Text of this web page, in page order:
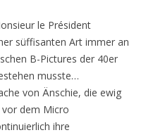
le Président
süffisanten Art immer an
B-Pictures der 40er
musste…
von Änschie, die ewig
dem Micro
ihre